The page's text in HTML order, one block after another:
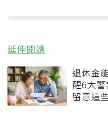
延伸閱讀
退休金
醒6大
留意這